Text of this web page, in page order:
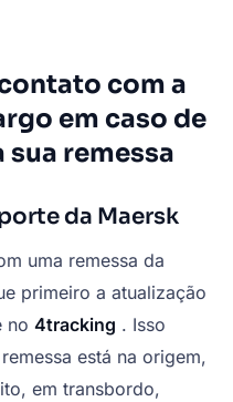
com a
em caso de
remessa
da Maersk
uma remessa da
primeiro a atualização
no 4tracking . Isso
está na origem,
em transbordo,